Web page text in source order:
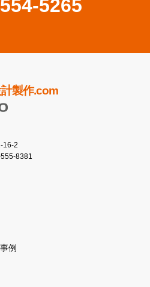
5265
製作.com
16-2
8381
例